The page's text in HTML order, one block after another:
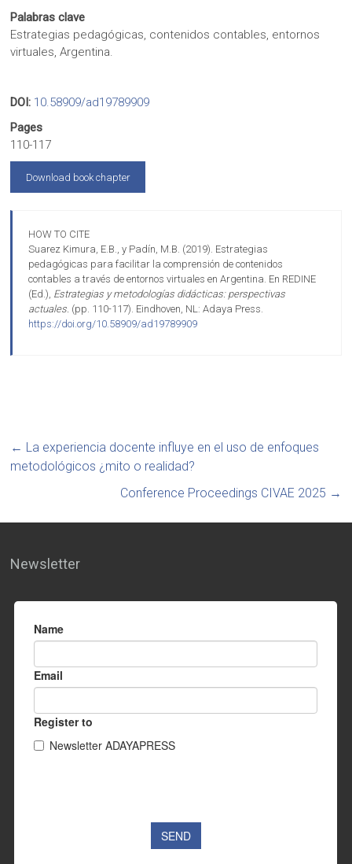
Palabras clave
Estrategias pedagógicas, contenidos contables, entornos
virtuales, Argentina.
DOI: 10.58909/ad19789909
Pages
110-117
Download book chapter
HOW TO CITE
Suarez Kimura, E.B., y Padín, M.B. (2019). Estrategias
pedagógicas para facilitar la comprensión de contenidos
contables a través de entornos virtuales en Argentina. En REDINE
(Ed.), Estrategias y metodologías didácticas: perspectivas
actuales. (pp. 110-117). Eindhoven, NL: Adaya Press.
https://doi.org/10.58909/ad19789909
← La experiencia docente influye en el uso de enfoques
metodológicos ¿mito o realidad?
Conference Proceedings CIVAE 2025 →
Newsletter